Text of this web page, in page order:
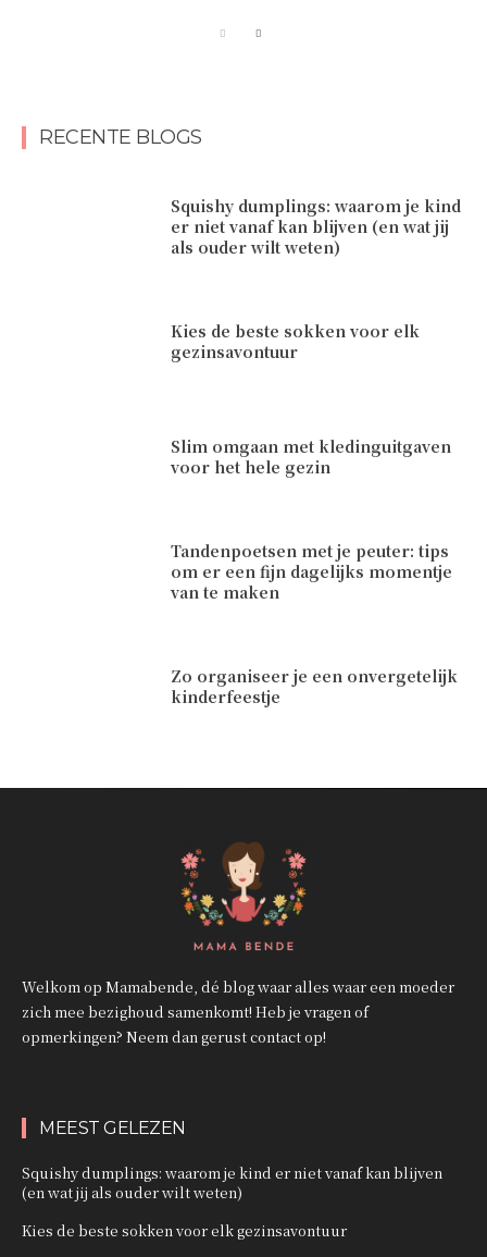
RECENTE BLOGS
Squishy dumplings: waarom je kind
er niet vanaf kan blijven (en wat jij
als ouder wilt weten)
Kies de beste sokken voor elk
gezinsavontuur
Slim omgaan met kledinguitgaven
voor het hele gezin
Tandenpoetsen met je peuter: tips
om er een fijn dagelijks momentje
van te maken
Zo organiseer je een onvergetelijk
kinderfeestje
Welkom op Mamabende, dé blog waar alles waar een moeder
zich mee bezighoud samenkomt! Heb je vragen of
opmerkingen? Neem dan gerust contact op!
MEEST GELEZEN
Squishy dumplings: waarom je kind er niet vanaf kan blijven
(en wat jij als ouder wilt weten)
Kies de beste sokken voor elk gezinsavontuur